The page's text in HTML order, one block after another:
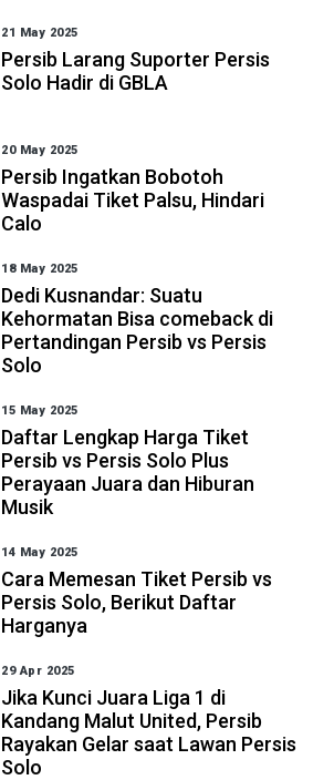
21 May 2025
Persib Larang Suporter Persis
Solo Hadir di GBLA
20 May 2025
Persib Ingatkan Bobotoh
Waspadai Tiket Palsu, Hindari
Calo
18 May 2025
Dedi Kusnandar: Suatu
Kehormatan Bisa comeback di
Pertandingan Persib vs Persis
Solo
15 May 2025
Daftar Lengkap Harga Tiket
Persib vs Persis Solo Plus
Perayaan Juara dan Hiburan
Musik
14 May 2025
Cara Memesan Tiket Persib vs
Persis Solo, Berikut Daftar
Harganya
29 Apr 2025
Jika Kunci Juara Liga 1 di
Kandang Malut United, Persib
Rayakan Gelar saat Lawan Persis
Solo